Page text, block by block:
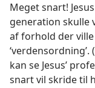
Meget snart!
generation skulle
af forhold der
‘verdensordning’. (
kan se Jesus’
snart vil skride til